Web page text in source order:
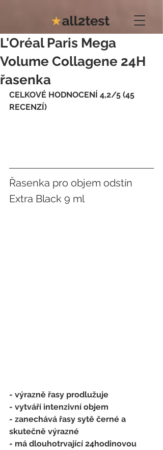
L'Oréal Paris Mega
Volume Collagene 24H
řasenka
CELKOVÉ HODNOCENÍ 4,2/5 (45
RECENZÍ)
Řasenka pro objem odstín
Extra Black 9 ml
- výrazně řasy prodlužuje
- vytváří intenzivní objem
- zanechává řasy sytě černé a
skutečně výrazné
- má dlouhotrvající 24hodinovou